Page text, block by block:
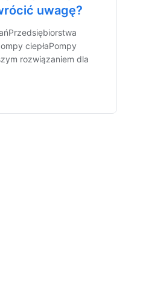
uwagę?
ciepłaPompy
rozwiązaniem dla